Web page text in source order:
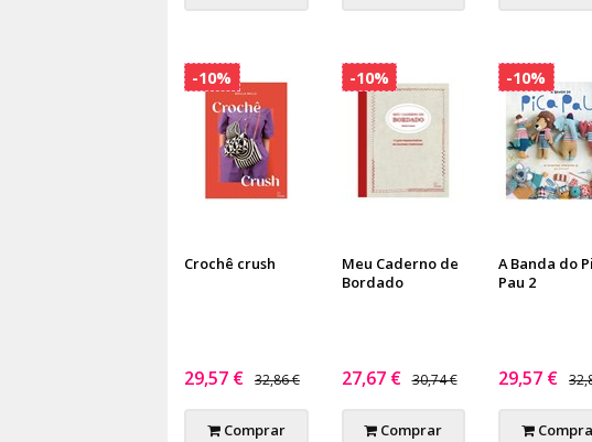
Crochê crush
29,57 € 32,86 €
Comprar
-10%
Meu Caderno de
Bordado
27,67 € 30,74 €
Comprar
-10%
A Banda do
Pau 2
29,57 €
-10%